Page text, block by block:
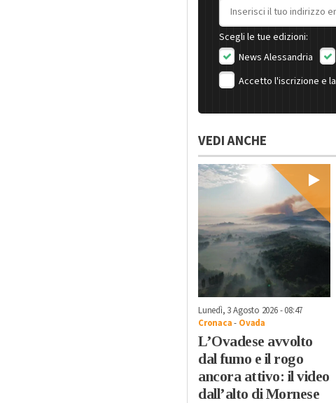
Indirizzo email
Scegli le tue edizioni:
News Alessandria
Accetto l'iscrizione e la
VEDI ANCHE
Lunedì, 3 Agosto 2026 - 08:47
Cronaca- Ovada
L’Ovadese avvolto
dal fumo e il rogo
ancora attivo: il video
dall’alto di Mornese